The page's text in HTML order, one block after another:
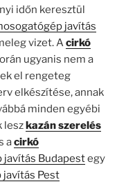
időn keresztül
javítás
vizet. Acirkó
ugyanis nem a
el rengeteg
elkészítése, annak
minden egyébi
leszkazán szerelés
acirkó
javítás Budapestegy
javítás Pest